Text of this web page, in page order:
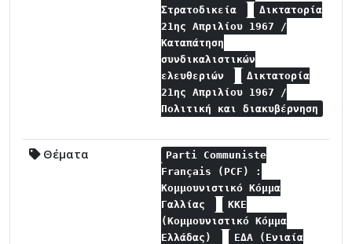
Στρατοδικεία
Δικτατορία
21ης Απριλίου 1967 /
Καταπάτηση
συνδικαλιστικών
ελευθεριών
Δικτατορία
21ης Απριλίου 1967 /
Πολιτική και διακυβέρνηση
Θέματα
Parti Communiste
Français (PCF) :
Κομμουνιστικό Κόμμα
Γαλλίας
ΚΚΕ
(Κομμουνιστικό Κόμμα
Ελλάδας)
ΕΔΑ (Ενιαία